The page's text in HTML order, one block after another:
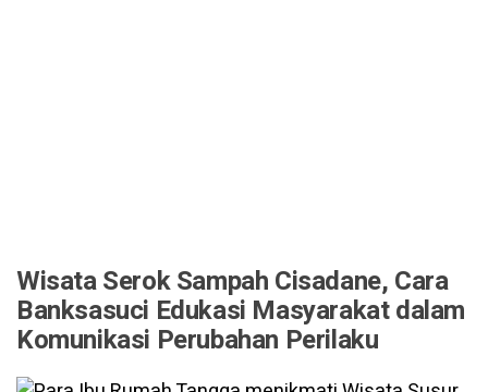
Wisata Serok Sampah Cisadane, Cara
Banksasuci Edukasi Masyarakat dalam
Komunikasi Perubahan Perilaku